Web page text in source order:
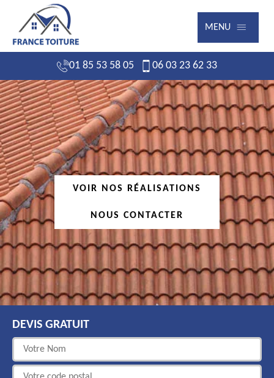
MENU
01 85 53 58 05 06 03 23 62 33
VOIR NOS RÉALISATIONS
NOUS CONTACTER
DEVIS GRATUIT